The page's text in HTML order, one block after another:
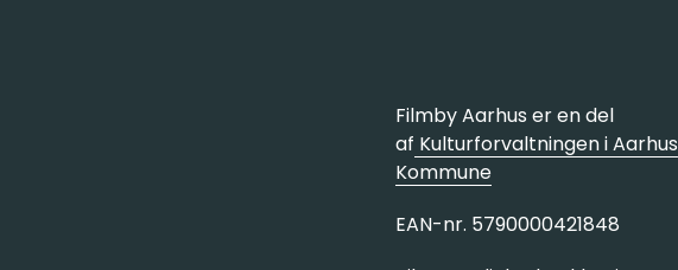
Filmby Aarhus er en del
af Kulturforvaltningen i Aarhus
Kommune
EAN-nr. 5790000421848